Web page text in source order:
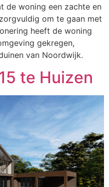
de woning een zachte en
om te gaan met
heeft de woning
gekregen,
van Noordwijk.
te Huizen